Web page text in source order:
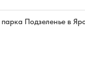
Подзеленье в